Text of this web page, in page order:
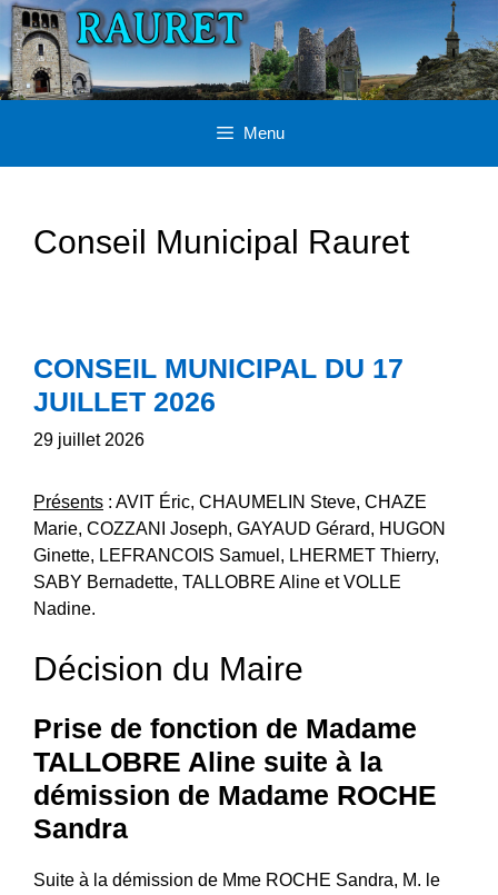
Aller
au
contenu
Menu
Conseil Municipal Rauret
CONSEIL MUNICIPAL DU 17
JUILLET 2026
29 juillet 2026
Présents : AVIT Éric, CHAUMELIN Steve, CHAZE
Marie, COZZANI Joseph, GAYAUD Gérard, HUGON
Ginette, LEFRANCOIS Samuel, LHERMET Thierry,
SABY Bernadette, TALLOBRE Aline et VOLLE
Nadine.
Décision du Maire
Prise de fonction de Madame
TALLOBRE Aline suite à la
démission de Madame ROCHE
Sandra
Suite à la démission de Mme ROCHE Sandra, M. le